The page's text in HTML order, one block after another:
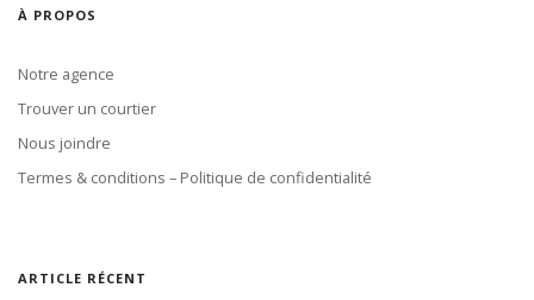
À PROPOS
Notre agence
Trouver un courtier
Nous joindre
Termes & conditions – Politique de confidentialité
ARTICLE RÉCENT